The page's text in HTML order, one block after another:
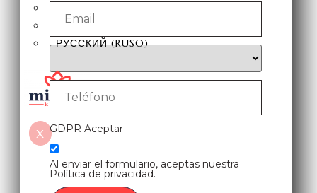
FRANÇAIS
РУССКИЙ(RUSO)
X GDPR Aceptar
Al enviar el formulario, aceptas nuestra
Política de privacidad.